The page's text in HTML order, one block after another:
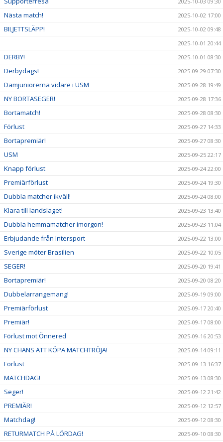
Nästa match! 2025-10-02 17:00
BILJETTSLÄPP!
2025-10-02 09:48
2025-10-01 20:44
DERBY! 2025-10-01 08:30
Derbydags! 2025-09-29 07:30
Damjuniorerna vidare i USM 2025-09-28 19:49
NY BORTASEGER! 2025-09-28 17:36
Bortamatch! 2025-09-28 08:30
Förlust 2025-09-27 14:33
Bortapremiär! 2025-09-27 08:30
USM 2025-09-25 22:17
Knapp förlust 2025-09-24 22:00
Premiärförlust 2025-09-24 19:30
Dubbla matcher ikväll! 2025-09-24 08:00
Klara till landslaget! 2025-09-23 13:40
Dubbla hemmamatcher imorgon! 2025-09-23 11:04
Erbjudande från Intersport 2025-09-22 13:00
Sverige möter Brasilien 2025-09-22 10:05
SEGER! 2025-09-20 19:41
Bortapremiär! 2025-09-20 08:20
Dubbelarrangemang! 2025-09-19 09:00
Premiärförlust 2025-09-17 20:40
Premiär! 2025-09-17 08:00
Förlust mot Önnered 2025-09-16 20:53
NY CHANS ATT KÖPA MATCHTRÖJA! 2025-09-14 09:11
Förlust 2025-09-13 16:37
MATCHDAG! 2025-09-13 08:30
Seger! 2025-09-12 21:42
PREMIÄR! 2025-09-12 12:57
Matchdag! 2025-09-12 08:30
RETURMATCH PÅ LÖRDAG! 2025-09-10 08:30